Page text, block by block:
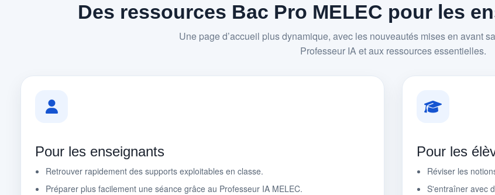
Des ressources Bac Pro MELEC pour les
Une page d’accueil plus dynamique, avec les nouveautés mises en avant
Professeur IA et aux ressources essentielles.
Pour les enseignants
Retrouver rapidement des supports exploitables en classe.
Préparer plus facilement une séance grâce au Professeur IA MELEC.
Pour les
Réviser les
S'entraîner avec